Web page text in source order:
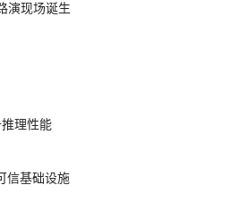
演现场诞生
理性能
信基础设施